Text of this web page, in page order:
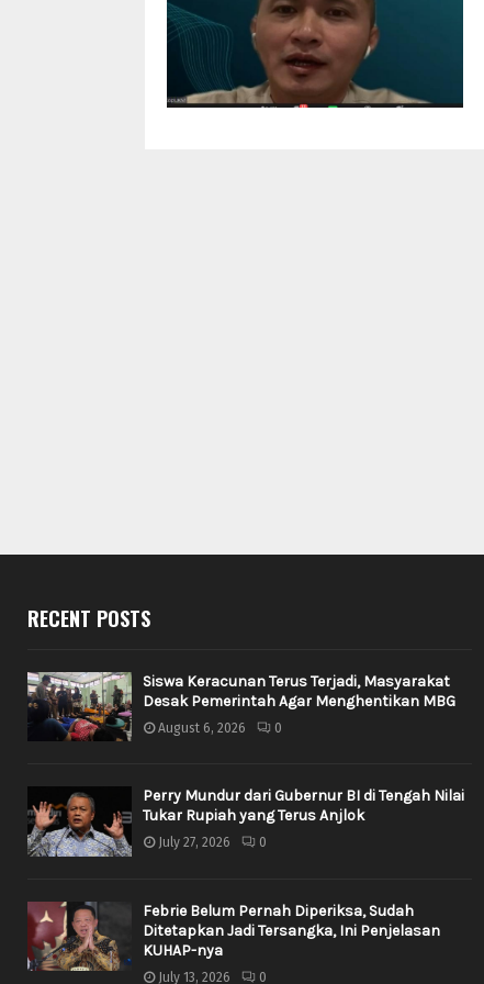
RECENT POSTS
Siswa Keracunan Terus Terjadi, Masyarakat
Desak Pemerintah Agar Menghentikan MBG
August 6, 2026 0
Perry Mundur dari Gubernur BI di Tengah Nilai
Tukar Rupiah yang Terus Anjlok
July 27, 2026 0
Febrie Belum Pernah Diperiksa, Sudah
Ditetapkan Jadi Tersangka, Ini Penjelasan
KUHAP-nya
July 13, 2026 0